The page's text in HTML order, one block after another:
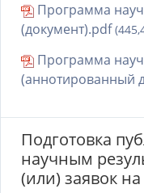
Программа
(документ).pdf
Программа
(аннотированный
Подготовка
научным
(или) заявок